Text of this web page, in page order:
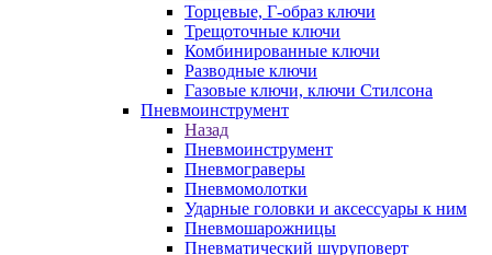
Торцевые, Г-образ ключи
Трещоточные ключи
Комбинированные ключи
Разводные ключи
Газовые ключи, ключи Стилсона
Пневмоинструмент
Назад
Пневмоинструмент
Пневмограверы
Пневмомолотки
Ударные головки и аксессуары к ним
Пневмошарожницы
Пневматический шуруповерт